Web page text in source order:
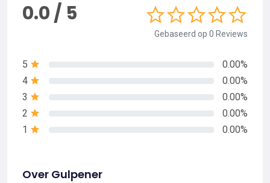
0.0 / 5
Gebaseerd op 0 Reviews
5
0.00%
4
0.00%
3
0.00%
2
0.00%
1
0.00%
Over Gulpener